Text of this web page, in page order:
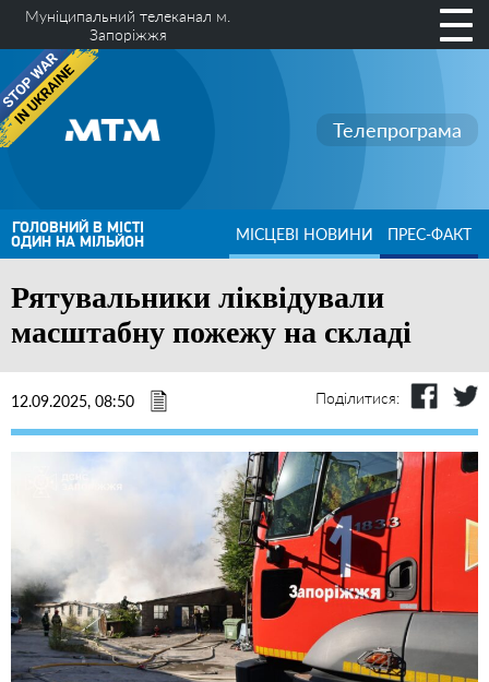
Муніципальний телеканал м.
Запоріжжя
Телепрограма
ГОЛОВНИЙ В МІСТІ
ОДИН НА МІЛЬЙОН МІСЦЕВІ НОВИНИ ПРЕС-ФАКТ
Рятувальники ліквідували
масштабну пожежу на складі
12.09.2025, 08:50 Поділитися: